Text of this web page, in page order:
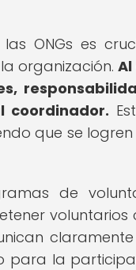
ONGs es
organización.
coordinador.
que se
de
voluntarios
para la